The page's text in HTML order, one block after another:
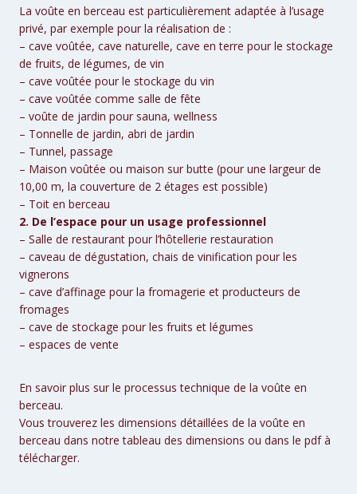
La voûte en berceau est particulièrement adaptée à l’usage
privé, par exemple pour la réalisation de :
– cave voûtée, cave naturelle, cave en terre pour le stockage
de fruits, de légumes, de vin
– cave voûtée pour le stockage du vin
– cave voûtée comme salle de fête
– voûte de jardin pour sauna, wellness
– Tonnelle de jardin, abri de jardin
– Tunnel, passage
– Maison voûtée ou maison sur butte (pour une largeur de
10,00 m, la couverture de 2 étages est possible)
– Toit en berceau
2. De l’espace pour un usage professionnel
– Salle de restaurant pour l’hôtellerie restauration
– caveau de dégustation, chais de vinification pour les
vignerons
– cave d’affinage pour la fromagerie et producteurs de
fromages
– cave de stockage pour les fruits et légumes
– espaces de vente
En savoir plus sur le processus technique de la voûte en
berceau.
Vous trouverez les dimensions détaillées de la voûte en
berceau dans notre tableau des dimensions ou dans le pdf à
télécharger.